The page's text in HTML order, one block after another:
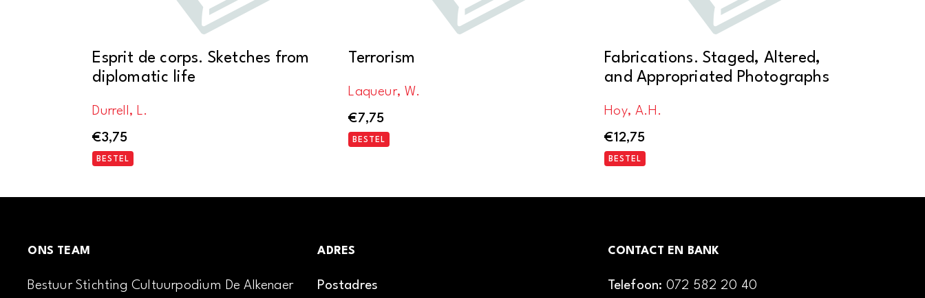
Esprit de corps. Sketches from
diplomatic life
Durrell, L.
€3,75
BESTEL
Terrorism
Laqueur, W.
€7,75
BESTEL
Fabrications. Staged, Altered,
and Appropriated Photographs
Hoy, A.H.
€12,75
BESTEL
ONS TEAM
Bestuur Stichting Cultuurpodium De Alkenaer
ADRES
Postadres
CONTACT EN BANK
Telefoon: 072 582 20 40